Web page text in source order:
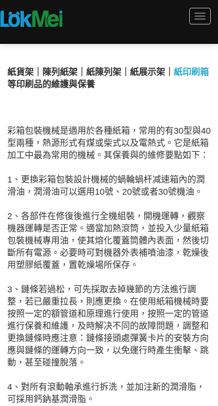
紙貨架｜陳列紙架｜紙陳列架｜紙展示架｜ 紙印刷箱
等印刷品的維護與保養
彩箱包裝機械是適用於各種紙箱，常用的有30型與40
型兩種，熱源形式有煤或柴式以及電熱式。它是紙箱
加工中最為常用的機械。其保養與的維修要點如下：
1、更換彩箱包裝設計機械的蝸輪蝸杆减速箱內的潤
滑油，潤滑油可以選用10號、20號或者30號機油。
2、各部件在修復後進行全機組裝，開機運轉，觀察
機器運轉是否正常。適當加熱滾筒，並投入少量紙箱
包裝機械專用油，使其熔化覆蓋筒體內表面，然後切
斷所有電源。必要時可對機器外表補噴油漆，乾燥後
用塑膠紙覆蓋，置乾燥場所保存。
3、鏈條若過松，可先採取去掉幾節的方法進行調
整，若已嚴重拉長，則應更換。在使用紙箱機械時要
按照一定的額管道和原理進行使用，按照一定的管道
進行保養和維護，及時解决不同的故障問題，調整和
更換鏈條時應注意：鏈條接頭處彈簧卡片的安裝方向
應與鏈條的運轉方向一致，以免運行時產生衝擊、跳
動，甚至碰撞脫落。
4、對所有滾動軸承進行拆洗，並加注新的潤滑脂，
可採用鈣鈉基潤滑脂。